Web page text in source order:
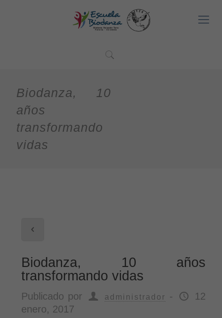
Biodanza, 10
años
transformando
vidas
Biodanza, 10 años
transformando vidas
Publicado por administrador -
12
enero, 2017